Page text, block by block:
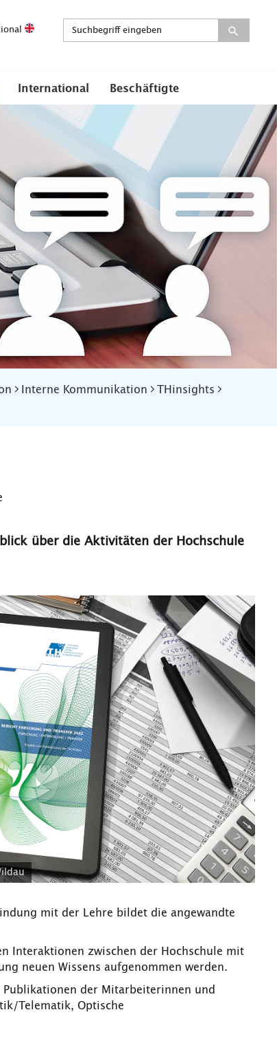
International Beschäftigte
Interne Kommunikation
THinsights
über die Aktivitäten der Hochschule
mit der Lehre bildet die angewandte
Interaktionen zwischen der Hochschule mit
neuen Wissens aufgenommen werden.
der Mitarbeiterinnen und
Telematik, Optische